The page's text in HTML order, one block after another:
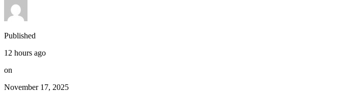
Published
12 hours ago
on
November 17, 2025